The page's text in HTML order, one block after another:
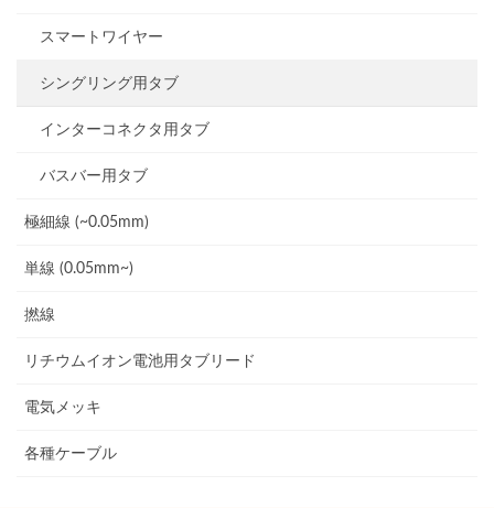
スマートワイヤー
シングリング用タブ
インターコネクタ用タブ
バスバー用タブ
極細線 (~0.05mm)
単線 (0.05mm~)
撚線
リチウムイオン電池用タブリード
電気メッキ
各種ケーブル